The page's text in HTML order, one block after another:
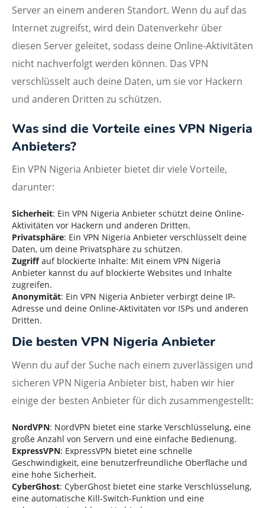
Server an einem anderen Standort. Wenn du auf das
Internet zugreifst, wird dein Datenverkehr über
diesen Server geleitet, sodass deine Online-Aktivitäten
nicht nachverfolgt werden können. Das VPN
verschlüsselt auch deine Daten, um sie vor Hackern
und anderen Dritten zu schützen.
Was sind die Vorteile eines VPN Nigeria
Anbieters?
Ein VPN Nigeria Anbieter bietet dir viele Vorteile,
darunter:
Sicherheit: Ein VPN Nigeria Anbieter schützt deine Online-
Aktivitäten vor Hackern und anderen Dritten.
Privatsphäre: Ein VPN Nigeria Anbieter verschlüsselt deine
Daten, um deine Privatsphäre zu schützen.
Zugriffauf blockierte Inhalte: Mit einem VPN Nigeria
Anbieter kannst du auf blockierte Websites und Inhalte
zugreifen.
Anonymität: Ein VPN Nigeria Anbieter verbirgt deine IP-
Adresse und deine Online-Aktivitäten vor ISPs und anderen
Dritten.
Die besten VPN Nigeria Anbieter
Wenn du auf der Suche nach einem zuverlässigen und
sicheren VPN Nigeria Anbieter bist, haben wir hier
einige der besten Anbieter für dich zusammengestellt:
NordVPN: NordVPN bietet eine starke Verschlüsselung, eine
große Anzahl von Servern und eine einfache Bedienung.
ExpressVPN: ExpressVPN bietet eine schnelle
Geschwindigkeit, eine benutzerfreundliche Oberfläche und
eine hohe Sicherheit.
CyberGhost: CyberGhost bietet eine starke Verschlüsselung,
eine automatische Kill-Switch-Funktion und eine